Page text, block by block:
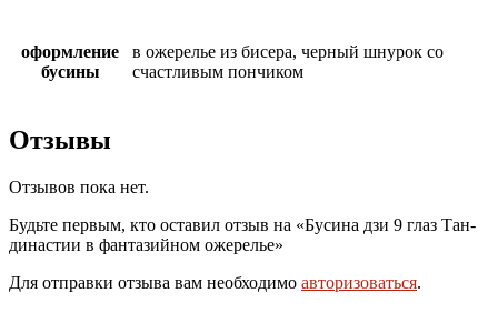
оформление
бусины
в ожерелье из бисера, черный шнурок со
счастливым пончиком
Отзывы
Отзывов пока нет.
Будьте первым, кто оставил отзыв на «Бусина дзи 9 глаз Тан-
династии в фантазийном ожерелье»
Для отправки отзыва вам необходимо авторизоваться.